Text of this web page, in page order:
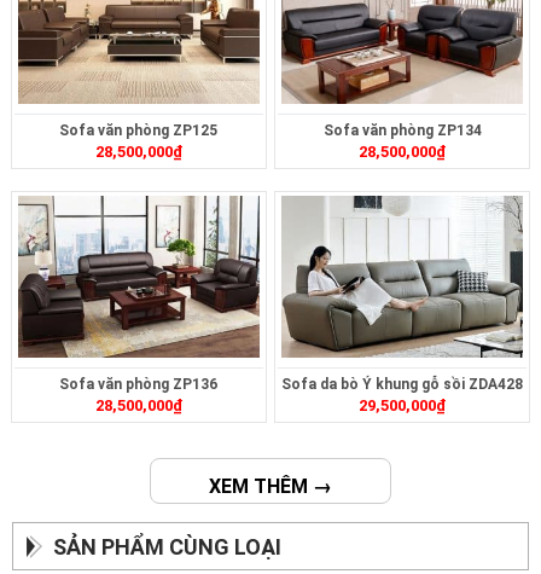
Sofa văn phòng ZP125
28,500,000₫
Sofa văn phòng ZP134
28,500,000₫
Sofa văn phòng ZP136
28,500,000₫
Sofa da bò Ý khung gỗ sồi ZDA428
29,500,000₫
XEM THÊM →
SẢN PHẨM CÙNG LOẠI